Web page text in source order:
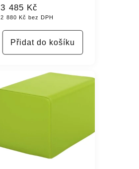
Běžná
cena
3 485 Kč
2 880 Kč bez DPH
Přidat do košíku